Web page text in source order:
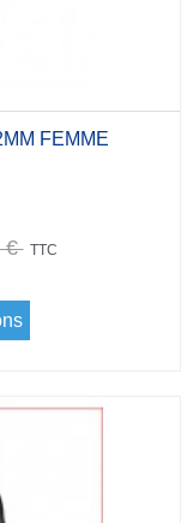
FEMME
€ TTC